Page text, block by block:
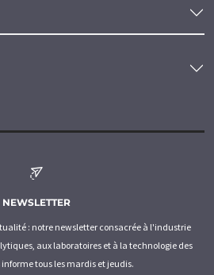
NEWSLETTER
: notre newsletter consacrée à l'industrie
aux laboratoires et à la technologie des
informe tous les mardis et jeudis.